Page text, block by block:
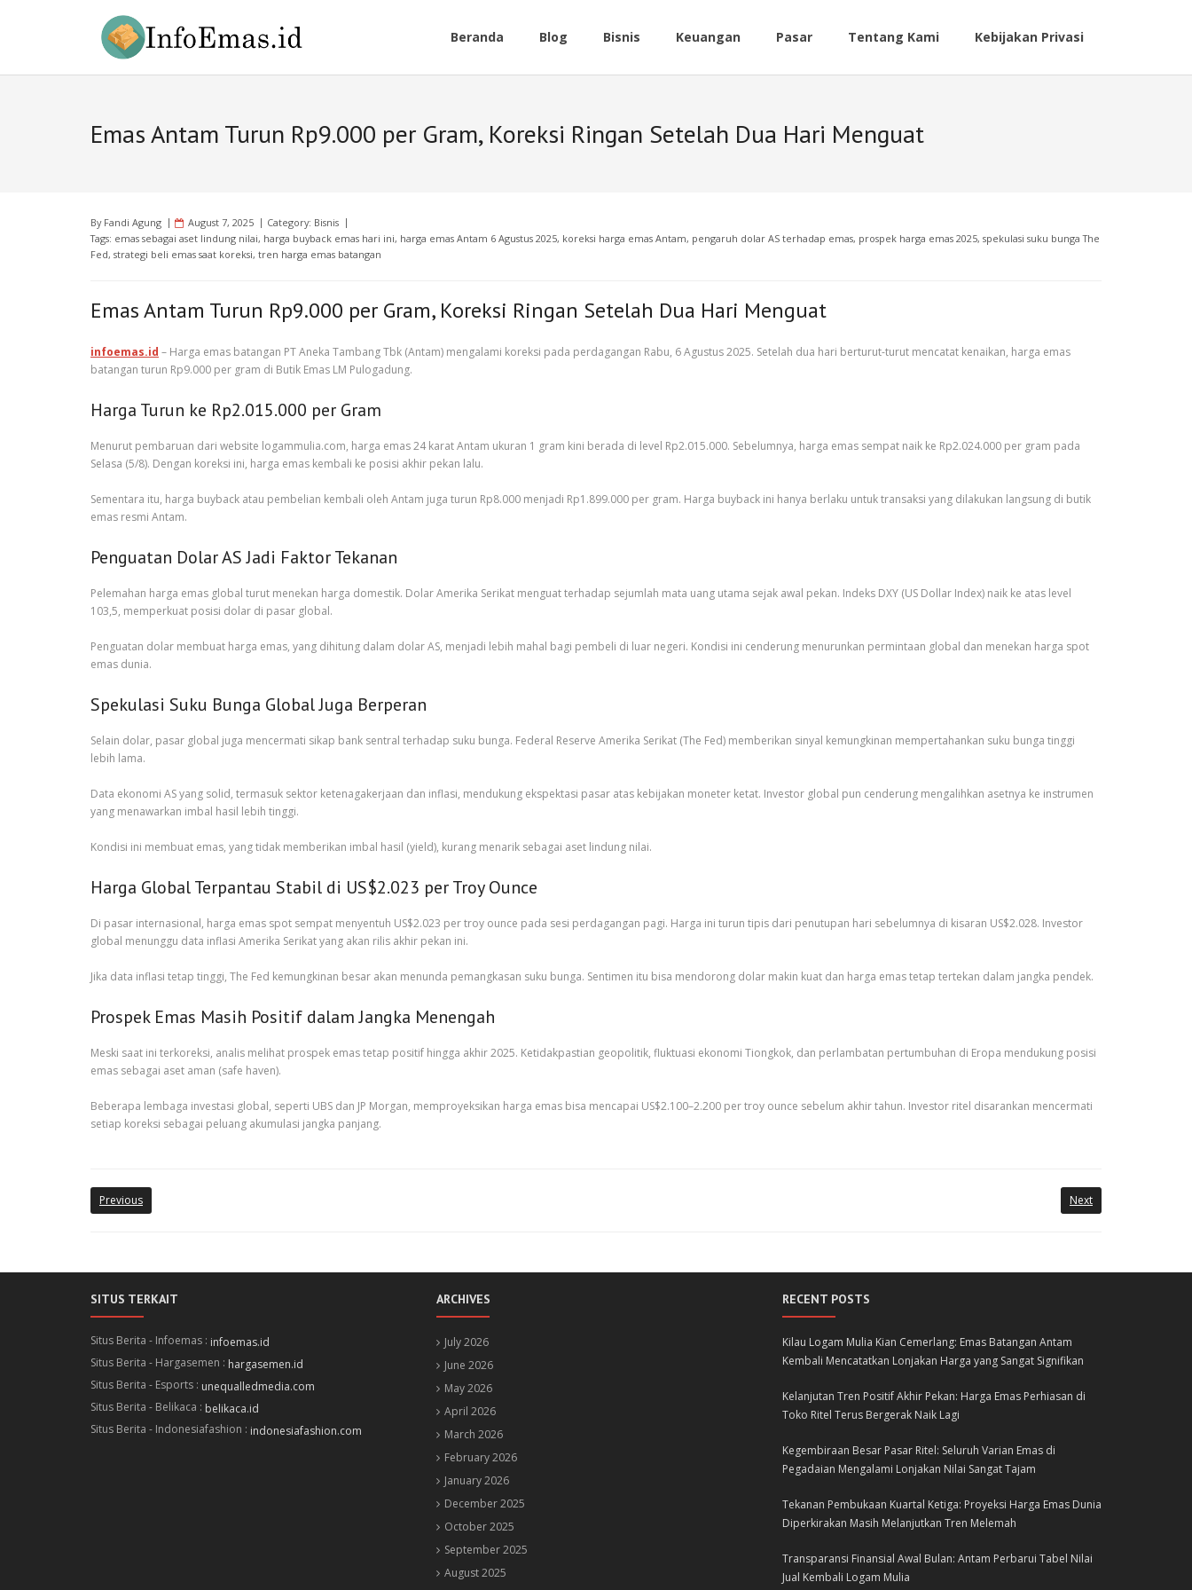
Beranda Blog Bisnis Keuangan Pasar Tentang Kami Kebijakan Privasi
Emas Antam Turun Rp9.000 per Gram, Koreksi Ringan Setelah Dua Hari Menguat
By Fandi Agung August 7, 2025 Category: Bisnis
Tags: emas sebagai aset lindung nilai, harga buyback emas hari ini, harga emas Antam 6 Agustus 2025, koreksi harga emas Antam, pengaruh dolar AS terhadap emas, prospek harga emas 2025, spekulasi suku bunga The
Fed, strategi beli emas saat koreksi, tren harga emas batangan
Emas Antam Turun Rp9.000 per Gram, Koreksi Ringan Setelah Dua Hari Menguat
infoemas.id – Harga emas batangan PT Aneka Tambang Tbk (Antam) mengalami koreksi pada perdagangan Rabu, 6 Agustus 2025. Setelah dua hari berturut-turut mencatat kenaikan, harga emas
batangan turun Rp9.000 per gram di Butik Emas LM Pulogadung.
Harga Turun ke Rp2.015.000 per Gram
Menurut pembaruan dari website logammulia.com, harga emas 24 karat Antam ukuran 1 gram kini berada di level Rp2.015.000. Sebelumnya, harga emas sempat naik ke Rp2.024.000 per gram pada
Selasa (5/8). Dengan koreksi ini, harga emas kembali ke posisi akhir pekan lalu.
Sementara itu, harga buyback atau pembelian kembali oleh Antam juga turun Rp8.000 menjadi Rp1.899.000 per gram. Harga buyback ini hanya berlaku untuk transaksi yang dilakukan langsung di butik
emas resmi Antam.
Penguatan Dolar AS Jadi Faktor Tekanan
Pelemahan harga emas global turut menekan harga domestik. Dolar Amerika Serikat menguat terhadap sejumlah mata uang utama sejak awal pekan. Indeks DXY (US Dollar Index) naik ke atas level
103,5, memperkuat posisi dolar di pasar global.
Penguatan dolar membuat harga emas, yang dihitung dalam dolar AS, menjadi lebih mahal bagi pembeli di luar negeri. Kondisi ini cenderung menurunkan permintaan global dan menekan harga spot
emas dunia.
Spekulasi Suku Bunga Global Juga Berperan
Selain dolar, pasar global juga mencermati sikap bank sentral terhadap suku bunga. Federal Reserve Amerika Serikat (The Fed) memberikan sinyal kemungkinan mempertahankan suku bunga tinggi
lebih lama.
Data ekonomi AS yang solid, termasuk sektor ketenagakerjaan dan inflasi, mendukung ekspektasi pasar atas kebijakan moneter ketat. Investor global pun cenderung mengalihkan asetnya ke instrumen
yang menawarkan imbal hasil lebih tinggi.
Kondisi ini membuat emas, yang tidak memberikan imbal hasil (yield), kurang menarik sebagai aset lindung nilai.
Harga Global Terpantau Stabil di US$2.023 per Troy Ounce
Di pasar internasional, harga emas spot sempat menyentuh US$2.023 per troy ounce pada sesi perdagangan pagi. Harga ini turun tipis dari penutupan hari sebelumnya di kisaran US$2.028. Investor
global menunggu data inflasi Amerika Serikat yang akan rilis akhir pekan ini.
Jika data inflasi tetap tinggi, The Fed kemungkinan besar akan menunda pemangkasan suku bunga. Sentimen itu bisa mendorong dolar makin kuat dan harga emas tetap tertekan dalam jangka pendek.
Prospek Emas Masih Positif dalam Jangka Menengah
Meski saat ini terkoreksi, analis melihat prospek emas tetap positif hingga akhir 2025. Ketidakpastian geopolitik, fluktuasi ekonomi Tiongkok, dan perlambatan pertumbuhan di Eropa mendukung posisi
emas sebagai aset aman (safe haven).
Beberapa lembaga investasi global, seperti UBS dan JP Morgan, memproyeksikan harga emas bisa mencapai US$2.100–2.200 per troy ounce sebelum akhir tahun. Investor ritel disarankan mencermati
setiap koreksi sebagai peluang akumulasi jangka panjang.
Previous Next
SITUS TERKAIT
Situs Berita - Infoemas : infoemas.id
Situs Berita - Hargasemen : hargasemen.id
Situs Berita - Esports : unequalledmedia.com
Situs Berita - Belikaca : belikaca.id
Situs Berita - Indonesiafashion : indonesiafashion.com
ARCHIVES
July 2026
June 2026
May 2026
April 2026
March 2026
February 2026
January 2026
December 2025
October 2025
September 2025
August 2025
RECENT POSTS
Kilau Logam Mulia Kian Cemerlang: Emas Batangan Antam
Kembali Mencatatkan Lonjakan Harga yang Sangat Signifikan
Kelanjutan Tren Positif Akhir Pekan: Harga Emas Perhiasan di
Toko Ritel Terus Bergerak Naik Lagi
Kegembiraan Besar Pasar Ritel: Seluruh Varian Emas di
Pegadaian Mengalami Lonjakan Nilai Sangat Tajam
Tekanan Pembukaan Kuartal Ketiga: Proyeksi Harga Emas Dunia
Diperkirakan Masih Melanjutkan Tren Melemah
Transparansi Finansial Awal Bulan: Antam Perbarui Tabel Nilai
Jual Kembali Logam Mulia